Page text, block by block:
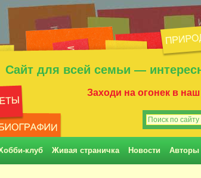
Сайт для всей семьи —
Заходи на огонек в
клуб Живая страничка Новости Авторы